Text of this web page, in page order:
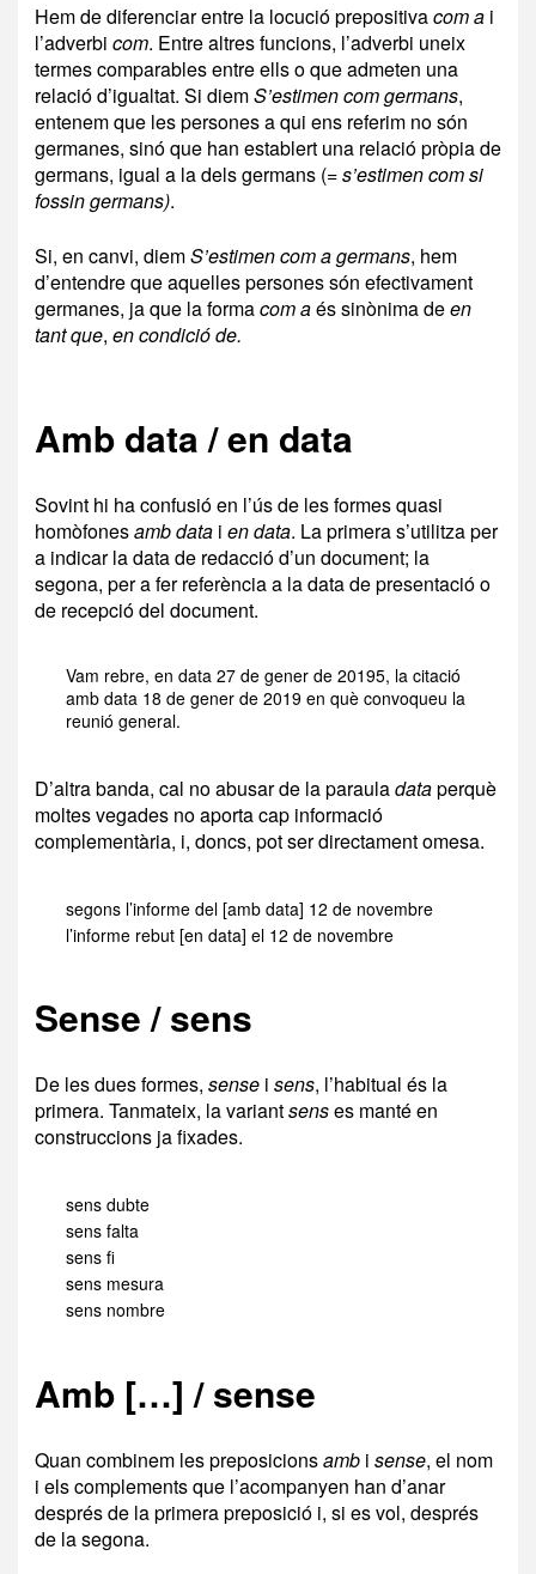
Hem de diferenciar entre la locució prepositivacom a i
l’adverbi com. Entre altres funcions, l’adverbi uneix
termes comparables entre ells o que admeten una
relació d’igualtat. Si diemS’estimen com germans,
entenem que les persones a qui ens referim no són
germanes, sinó que han establert una relació pròpia de
germans, igual a la dels germans (= s’estimen com si
fossin germans).
Si, en canvi, diemS’estimen com a germans, hem
d’entendre que aquelles persones són efectivament
germanes, ja que la formacom aés sinònima deen
tant que, en condició de.
Amb data / en data
Sovint hi ha confusió en l’ús de les formes quasi
homòfonesamb data i en data. La primera s’utilitza per
a indicar la data de redacció d’un document; la
segona, per a fer referència a la data de presentació o
de recepció del document.
Vam rebre, en data 27 de gener de 20195, la citació
amb data 18 de gener de 2019 en què convoqueu la
reunió general.
D’altra banda, cal no abusar de la parauladataperquè
moltes vegades no aporta cap informació
complementària, i, doncs, pot ser directament omesa.
segons l’informe del [amb data] 12 de novembre
l’informe rebut [en data] el 12 de novembre
Sense / sens
De les dues formes, sense i sens, l’habitual és la
primera. Tanmateix, la variantsenses manté en
construccions ja fixades.
sens dubte
sens falta
sens fi
sens mesura
sens nombre
Amb […] / sense
Quan combinem les preposicionsamb i sense, el nom
i els complements que l’acompanyen han d’anar
després de la primera preposició i, si es vol, després
de la segona.